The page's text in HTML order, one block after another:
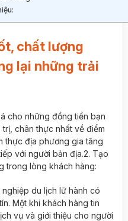
chất lượng
lại những trải
cho những đồng tiền bạn
chân thực nhất về điểm
thực địa phương gia tăng
với người bản địa.2. Tạo
trong lòng khách hàng:
du lịch lữ hành có
Một khi khách hàng tin
vụ và giới thiệu cho người